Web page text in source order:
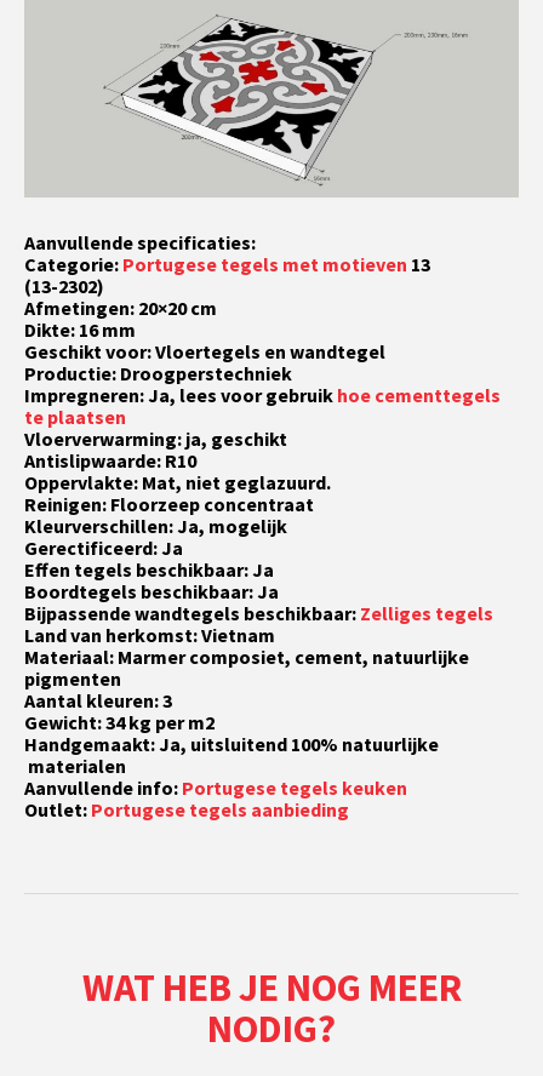
Aanvullende specificaties:
Categorie: Portugese tegels met motieven 13
(13-2302)
Afmetingen: 20×20 cm
Dikte: 16 mm
Geschikt voor: Vloertegels en wandtegel
Productie: Droogperstechniek
Impregneren: Ja, lees voor gebruik hoe cementtegels
te plaatsen
Vloerverwarming: ja, geschikt
Antislipwaarde: R10
Oppervlakte: Mat, niet geglazuurd.
Reinigen: Floorzeep concentraat
Kleurverschillen: Ja, mogelijk
Gerectificeerd: Ja
Effen tegels beschikbaar: Ja
Boordtegels beschikbaar: Ja
Bijpassende wandtegels beschikbaar: Zelliges tegels
Land van herkomst: Vietnam
Materiaal: Marmer composiet, cement, natuurlijke
pigmenten
Aantal kleuren: 3
Gewicht: 34 kg per m2
Handgemaakt: Ja, uitsluitend 100% natuurlijke
materialen
Aanvullende info: Portugese tegels keuken
Outlet: Portugese tegels aanbieding
WAT HEB JE NOG MEER
NODIG?